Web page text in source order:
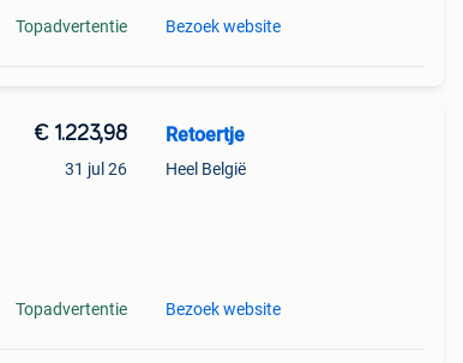
Topadvertentie Bezoek website
€ 1.223,98
31 jul 26
Topadvertentie
Retoertje
Heel België
Bezoek website